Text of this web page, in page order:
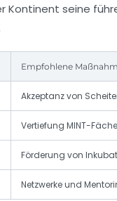
Kontinent seine
Empfohlene
Akzeptanz von
Vertiefung MINT-
Förderung von
Netzwerke und